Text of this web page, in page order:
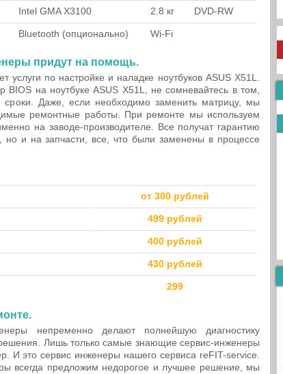
Intel GMA X3100 2.8 кг DVD-RW
Bluetooth (опционально) Wi-Fi
придут на помощь.
услуги по настройке и наладке ноутбуков ASUS X51L.
BIOS на ноутбуке ASUS X51L, не сомневайтесь в том,
Даже, если необходимо заменить матрицу, мы
ремонтные работы. При ремонте мы используем
на заводе-производителе. Все получат гарантию
и на запчасти, все, что были заменены в процессе
от 300 рублей
499 рублей
400 рублей
430 рублей
299
непременно делают полнейшую диагностику
Лишь только самые знающие сервис-инженеры
И это сервис инженеры нашего сервиса reFIT-service.
всегда предложим недорогое и лучшее решение, мы